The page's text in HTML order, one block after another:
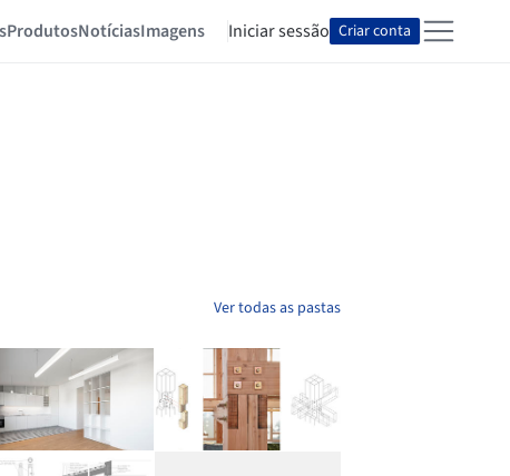
ProdutosNotíciasImagens Iniciar sessão Criar conta
Ver todas as pastas